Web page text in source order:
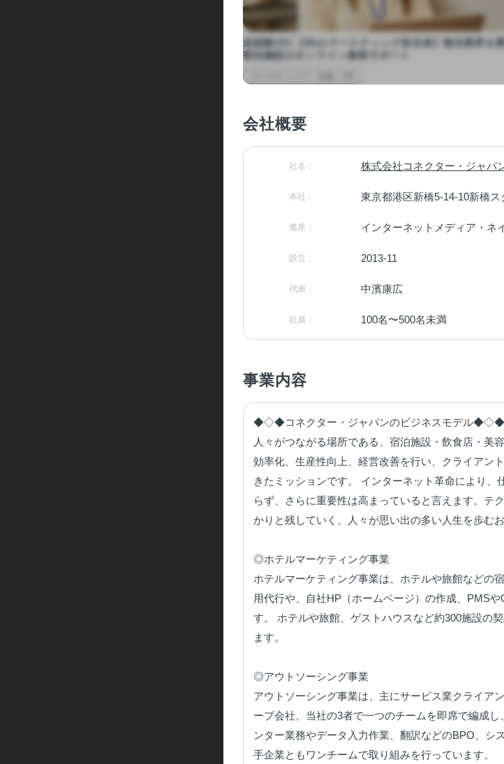
未経験OK!【Webマーケティング担当者】観光業界を豊
宿泊施設のオンライン集客サポート
会社概要
社名： 株式会社コネクター・ジャパ
本社： 東京都港区新橋5-14-10新橋ス
業界： インターネットメディア・ネ
設立： 2013-11
代表： 中濱康広
社員： 100名〜500名未満
事業内容
◆◇◆コネクター・ジャパンのビジネスモデル◆◇◆
人々がつながる場所である、宿泊施設・飲食店・美
効率化、生産性向上、経営改善を行い、クライアン
きたミッションです。 インターネット革命により
らず、さらに重要性は高まっていると言えます。テ
かりと残していく、人々が思い出の多い人生を歩む
◎ホテルマーケティング事業
ホテルマーケティング事業は、ホテルや旅館などの
用代行や、自社HP（ホームページ）の作成、PMS
す。 ホテルや旅館、ゲストハウスなど約300施設の
ます。
◎アウトソーシング事業
アウトソーシング事業は、主にサービス業クライア
ープ会社、当社の3者で一つのチームを即席で編成
ンター業務やデータ入力作業、翻訳などのBPO、シ
手企業ともワンチームで取り組みを行っています。